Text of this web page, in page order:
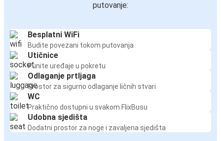
putovanje:
Besplatni WiFi
Budite povezani tokom putovanja
Utičnice
Punite uređaje u pokretu
Odlaganje prtljaga
Prostor za sigurno odlaganje ličnih stvari
WC
Praktično dostupni u svakom FlixBusu
Udobna sjedišta
Dodatni prostor za noge i zavaljena sjedišta